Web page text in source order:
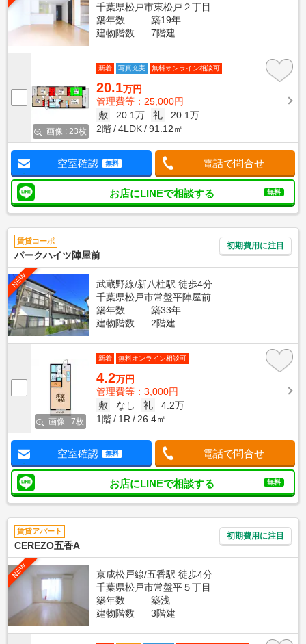
千葉県松戸市東松戸２丁目
築年数
築19年
建物階数
7階建
画像 : 23枚
新着 写真充実 無料オンライン相談可
20.1万円
管理費等：25,000円
敷
20.1万 礼
20.1万
2階
4LDK 91.12㎡
空室確認 無料 電話で問合せ
お店にLINEで相談する 無料
賃貸コーポ
パークハイツ陣屋前
初期費用に注目
NEW
武蔵野線/新八柱駅 徒歩4分
千葉県松戸市常盤平陣屋前
築年数
築33年
建物階数
2階建
画像 : 7枚
新着 無料オンライン相談可
4.2万円
管理費等：3,000円
敷
なし 礼
4.2万
1階
1R 26.4㎡
空室確認 無料 電話で問合せ
お店にLINEで相談する 無料
賃貸アパート
CEREZO五香A
初期費用に注目
NEW
京成松戸線/五香駅 徒歩4分
千葉県松戸市常盤平５丁目
築年数
築浅
建物階数
3階建